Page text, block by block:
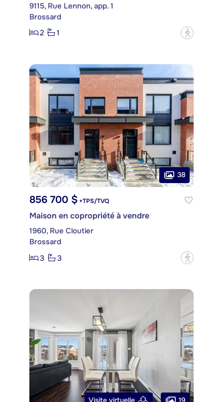
9115, Rue Lennon, app. 1
Brossard
2
1 ?
38
856 700 $ +TPS/TVQ
Maison en copropriété à vendre
1960, Rue Cloutier
Brossard
3
3 ?
Visite virtuelle 19